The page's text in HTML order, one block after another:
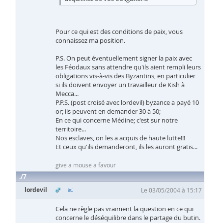
Pour ce qui est des conditions de paix, vous
connaissez ma position.
P.S. On peut éventuellement signer la paix avec
les Féodaux sans attendre qu'ils aient rempli leurs
obligations vis-à-vis des Byzantins, en particulier
si ils doivent envoyer un travailleur de Kish à
Mecca...
P.P.S. (post croisé avec lordevil) byzance a payé 10
or; ils peuvent en demander 30 à 50;
En ce qui concerne Médine; c'est sur notre
territoire...
Nos esclaves, on les a acquis de haute lutte!!!
Et ceux qu'ils demanderont, ils les auront gratis...
give a mouse a favour
7
lordevil
Le 03/05/2004 à 15:17
Cela ne règle pas vraiment la question en ce qui
concerne le déséquilibre dans le partage du butin.